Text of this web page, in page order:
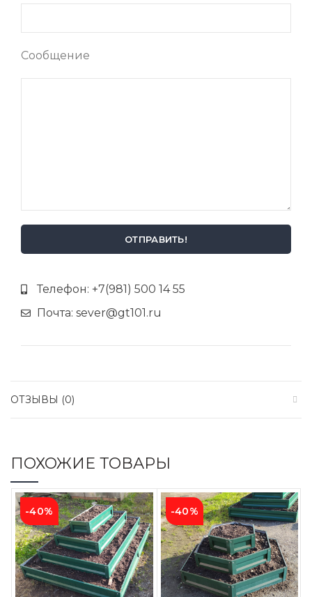
Сообщение
Телефон: +7(981) 500 14 55
Почта: sever@gt101.ru
ОТЗЫВЫ (0)
ПОХОЖИЕ ТОВАРЫ
-40% -40%